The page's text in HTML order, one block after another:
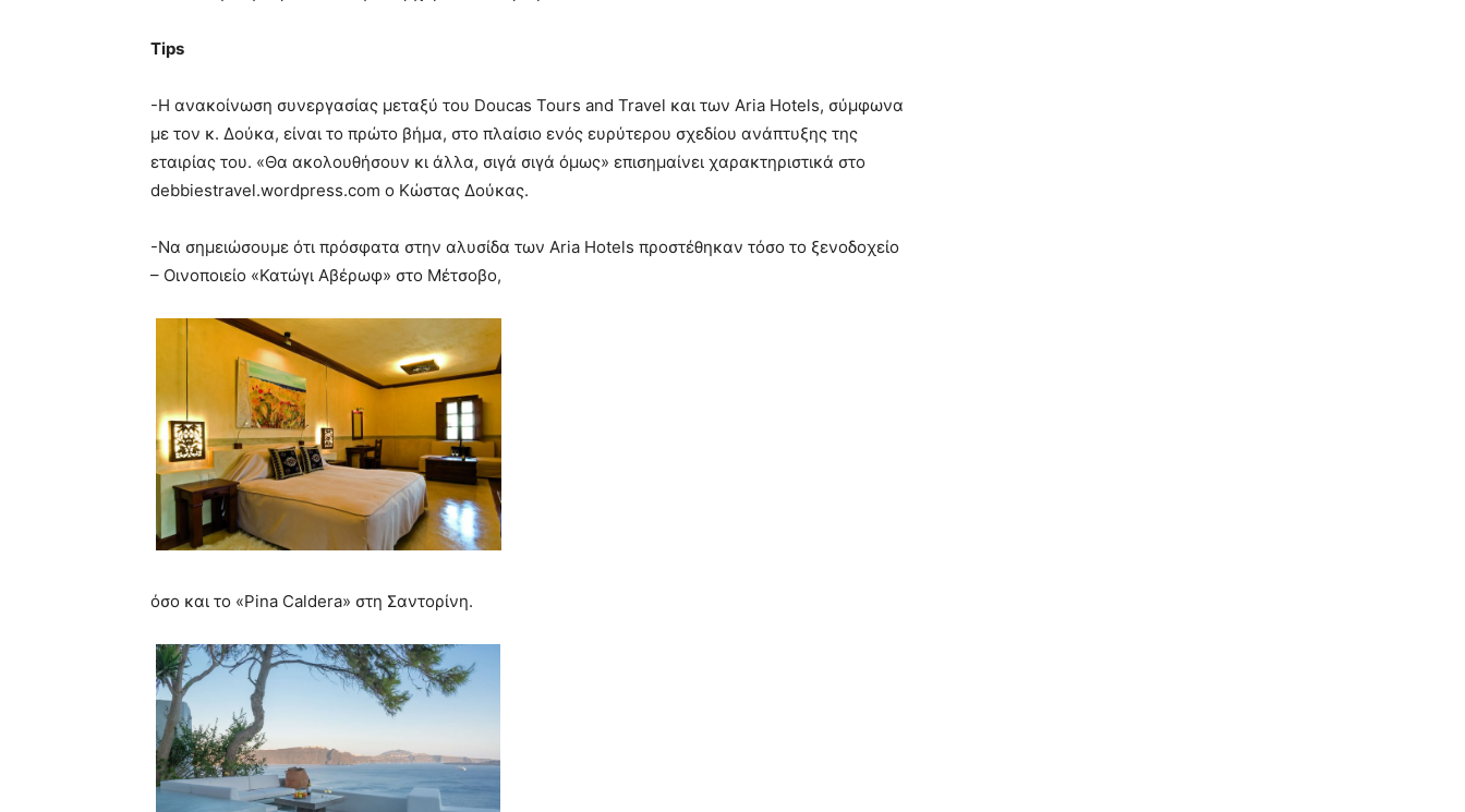
Tips
-Η ανακοίνωση συνεργασίας μεταξύ του Doucas Tours and Travel και των Aria Hotels, σύμφωνα
με τον κ. Δούκα, είναι το πρώτο βήμα, στο πλαίσιο ενός ευρύτερου σχεδίου ανάπτυξης της
εταιρίας του. «Θα ακολουθήσουν κι άλλα, σιγά σιγά όμως» επισημαίνει χαρακτηριστικά στο
debbiestravel.wordpress.com ο Κώστας Δούκας.
-Να σημειώσουμε ότι πρόσφατα στην αλυσίδα των Aria Hotels προστέθηκαν τόσο το ξενοδοχείο
– Οινοποιείο «Κατώγι Αβέρωφ» στο Μέτσοβο,
όσο και το «Pina Caldera» στη Σαντορίνη.